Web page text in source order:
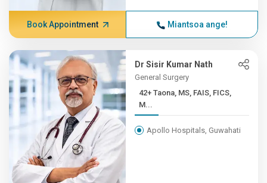
Book Appointment Miantsoa ange!
Dr Sisir Kumar Nath
General Surgery
42+ Taona, MS, FAIS, FICS,
M...
Apollo Hospitals, Guwahati